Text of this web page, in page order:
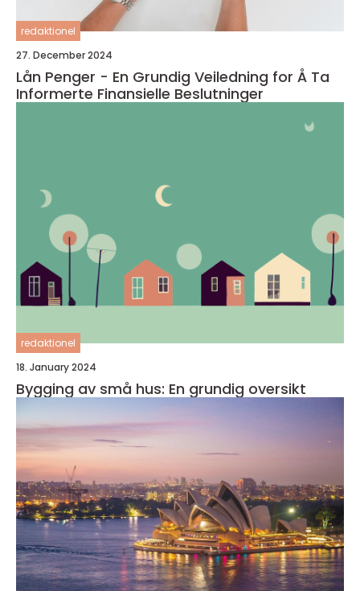
redaktionel
27. December 2024
Lån Penger - En Grundig Veiledning for Å Ta
Informerte Finansielle Beslutninger
redaktionel
18. January 2024
Bygging av små hus: En grundig oversikt